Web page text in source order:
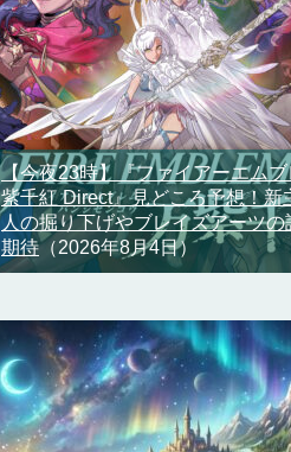
【今夜23時】『ファイアーエム
紫千紅 Direct』見どころ予想！新
人の掘り下げやブレイズアーツの
期待（2026年8月4日）